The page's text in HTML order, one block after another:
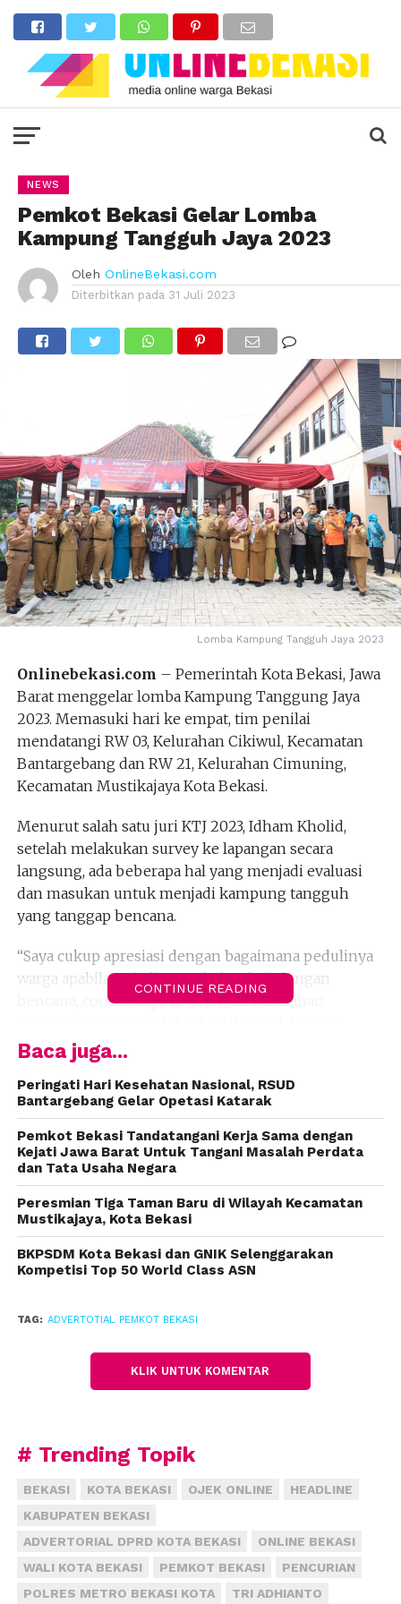
NEWS
Pemkot Bekasi Gelar Lomba
Kampung Tangguh Jaya 2023
Oleh OnlineBekasi.com
Diterbitkan pada 31 Juli 2023
Lomba Kampung Tangguh Jaya 2023
Onlinebekasi.com – Pemerintah Kota Bekasi, Jawa
Barat menggelar lomba Kampung Tanggung Jaya
2023. Memasuki hari ke empat, tim penilai
mendatangi RW 03, Kelurahan Cikiwul, Kecamatan
Bantargebang dan RW 21, Kelurahan Cimuning,
Kecamatan Mustikajaya Kota Bekasi.
Menurut salah satu juri KTJ 2023, Idham Kholid,
setelah melakukan survey ke lapangan secara
langsung, ada beberapa hal yang menjadi evaluasi
dan masukan untuk menjadi kampung tangguh
yang tanggap bencana.
“Saya cukup apresiasi dengan bagaimana pedulinya
warga apabila terjadi suatu hal terkait dengan
bencana, contoh seperti di RW 21 Kelurahan
pengurangan bila terjadi banjir karena dibuatkan
pintu air dari perumahan RW 21 sudah bisa
membuka ke saluran utama, itulah salah satu
pengurangan resiko apabila terjadi adanya
genangan di perumahan,” kata Idham, Selasa (25/07).
Selain cepat tanggap dalam dalam mengatasi banjir,
lebih lanjut menjelaskan, setiap kampung atau
wilayah setidaknya harus memiliki pompa air yang
dijadikan alat pemadam dan fungsi lainnya.
“Ada baktor, damkar mini yang dapat menjadi alat
rumah warga, namun juga itu dapat berfungsi
menjadi alat siram tanaman dan lain-lain,”
lainnya turut hadir di wilayah dalam penilaian
Ketua tim penilai beserta seluruh tim penilai
melakukan survey secara langsung dan
mengkroscek terkait sarana dan prasarana yang
menjadi indikator di setiap wilayah. (advertorial)
CONTINUE READING
Baca juga...
Peringati Hari Kesehatan Nasional, RSUD
Bantargebang Gelar Opetasi Katarak
Pemkot Bekasi Tandatangani Kerja Sama dengan
Kejati Jawa Barat Untuk Tangani Masalah Perdata
dan Tata Usaha Negara
Peresmian Tiga Taman Baru di Wilayah Kecamatan
Mustikajaya, Kota Bekasi
BKPSDM Kota Bekasi dan GNIK Selenggarakan
Kompetisi Top 50 World Class ASN
TAG: ADVERTOTIAL PEMKOT BEKASI
KLIK UNTUK KOMENTAR
# Trending Topik
BEKASI KOTA BEKASI OJEK ONLINE
HEADLINE
KABUPATEN BEKASI
ADVERTORIAL DPRD KOTA BEKASI
ONLINE BEKASI
WALI KOTA BEKASI
PEMKOT BEKASI
PENCURIAN
POLRES METRO BEKASI KOTA
TRI ADHIANTO